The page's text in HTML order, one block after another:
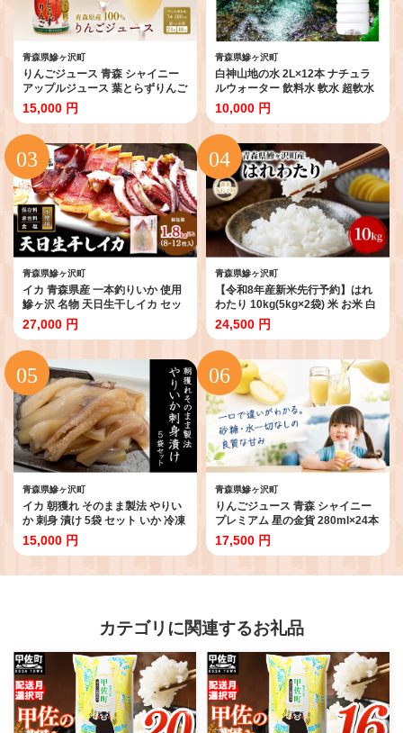
青森県鰺ヶ沢町
りんごジュース 青森 シャイニー
アップルジュース 葉とらずりんご
280ml×24本 風丸農場 りんご ジ
ュース 100% ストレート アップ
ルジュース フルーツジュース 果
物ジュース ペットボトル フルー
ツ 果物 飲料 リンゴ 林檎 青森県産
青森県
15,000 円
青森県鰺ヶ沢町
白神山地の水 2L×12本 ナチュラ
ルウォーター 飲料水 軟水 超軟水
非加熱 弱酸性 湧水 湧き水 水 ウォ
ーター ペットボトル 青森県 鰺ヶ
沢町 国産 飲料類 ミネラルウォー
ター
10,000 円
青森県鰺ヶ沢町
イカ 青森県産 一本釣りいか 使用
鰺ヶ沢 名物 天日生干しイカ セッ
ト （1.8kg以上8枚～12枚入り）
いか 干物 干物セット するめ スル
メ スルメイカ 海鮮 魚介類 魚介 海
産物 ※ ご入金確認後 3ヶ月以内の
発送になります。 青森県鰺ヶ沢町
27,000 円
青森県鰺ヶ沢町
【令和8年産新米先行予約】はれ
わたり 10kg(5kg×2袋) 米 お米 白
米 精米 ブランド米 単一原料米 10
キロ こめ コメ おこめ ご飯 ライス
青森県 青森県産 はれわたり 青森
県 鰺ヶ沢町
24,500 円
青森県鰺ヶ沢町
イカ 朝獲れ そのまま製法 やりい
か 刺身 漬け 5袋 セット いか 冷凍
おつまみ 詰め合わせ おつまみセ
ット 海鮮 魚介類 魚介 海産物 だし
町
15,000 円
青森県鰺ヶ沢町
りんごジュース 青森 シャイニー
プレミアム 星の金貨 280ml×24本
風丸農場 りんご ジュース 100%
ストレート アップルジュース フ
ットボトル 希少 フルーツ 果物 飲
17,500 円
カテゴリに関連するお礼品